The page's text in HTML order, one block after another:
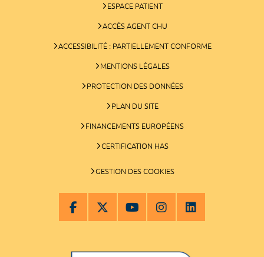
ESPACE PATIENT
ACCÈS AGENT CHU
ACCESSIBILITÉ : PARTIELLEMENT CONFORME
MENTIONS LÉGALES
PROTECTION DES DONNÉES
PLAN DU SITE
FINANCEMENTS EUROPÉENS
CERTIFICATION HAS
GESTION DES COOKIES